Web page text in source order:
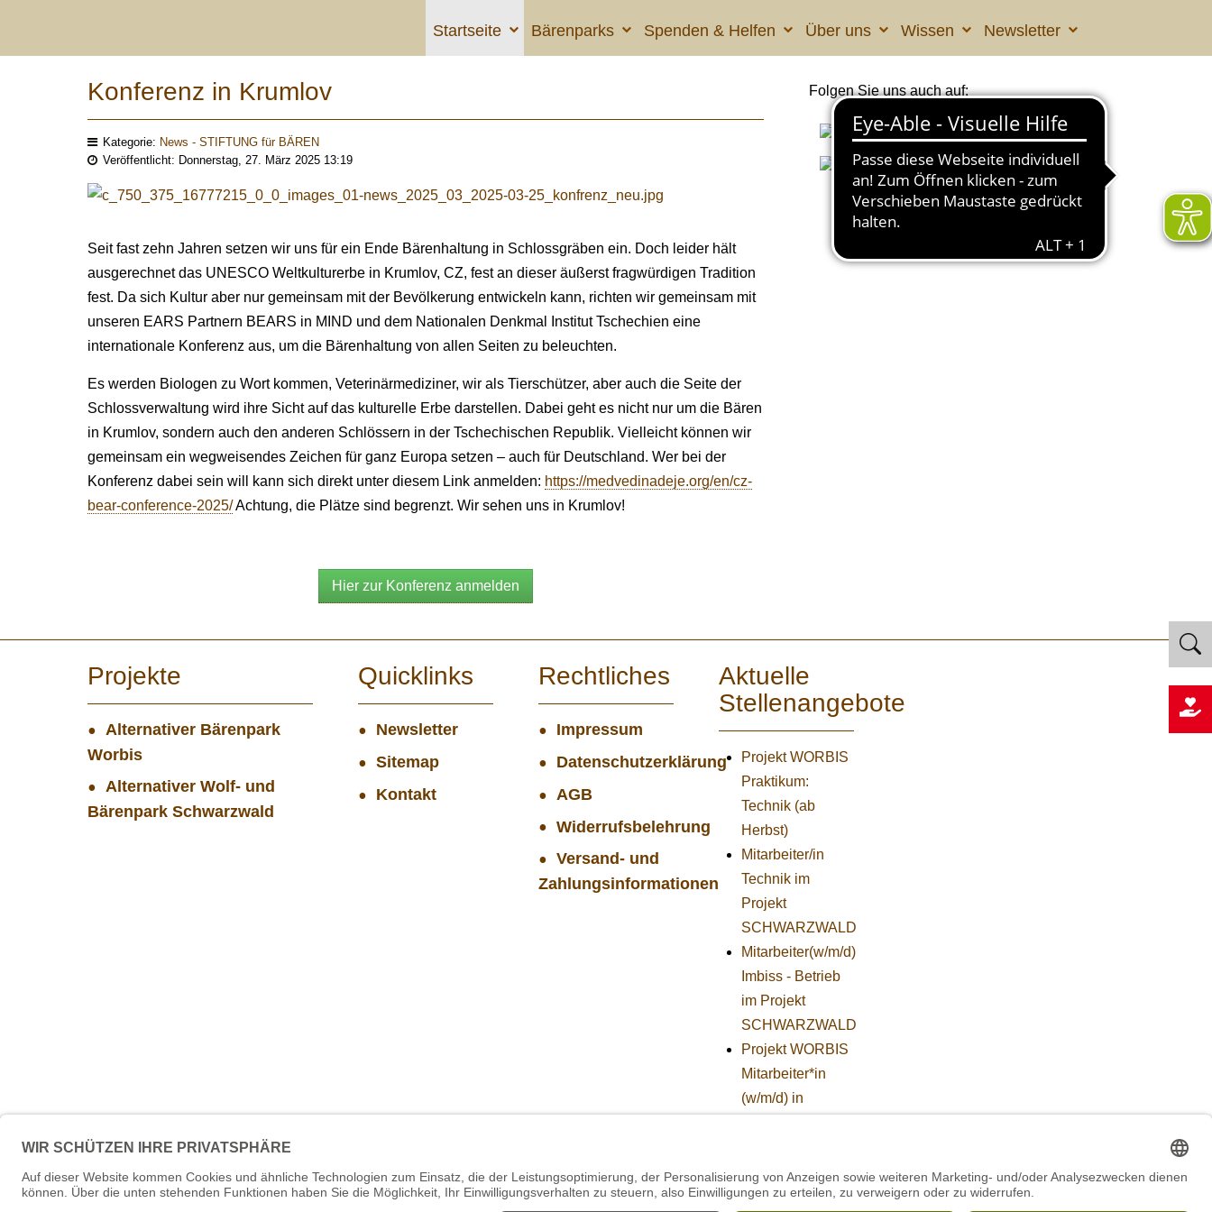
Startseite Bärenparks Spenden & Helfen Über uns Wissen Newsletter
Konferenz in Krumlov
Kategorie: News - STIFTUNG für BÄREN
Veröffentlicht: Donnerstag, 27. März 2025 13:19
Seit fast zehn Jahren setzen wir uns für ein Ende Bärenhaltung in Schlossgräben ein. Doch leider hält
ausgerechnet das UNESCO Weltkulturerbe in Krumlov, CZ, fest an dieser äußerst fragwürdigen Tradition
fest. Da sich Kultur aber nur gemeinsam mit der Bevölkerung entwickeln kann, richten wir gemeinsam mit
unseren EARS Partnern BEARS in MIND und dem Nationalen Denkmal Institut Tschechien eine
internationale Konferenz aus, um die Bärenhaltung von allen Seiten zu beleuchten.
Es werden Biologen zu Wort kommen, Veterinärmediziner, wir als Tierschützer, aber auch die Seite der
Schlossverwaltung wird ihre Sicht auf das kulturelle Erbe darstellen. Dabei geht es nicht nur um die Bären
in Krumlov, sondern auch den anderen Schlössern in der Tschechischen Republik. Vielleicht können wir
gemeinsam ein wegweisendes Zeichen für ganz Europa setzen – auch für Deutschland. Wer bei der
Konferenz dabei sein will kann sich direkt unter diesem Link anmelden: https://medvedinadeje.org/en/cz-
bear-conference-2025/Achtung, die Plätze sind begrenzt. Wir sehen uns in Krumlov!
Hier zur Konferenz anmelden
Folgen Sie uns auch auf:
Projekte
Alternativer Bärenpark
Worbis
Alternativer Wolf- und
Bärenpark Schwarzwald
Quicklinks
Newsletter
Sitemap
Kontakt
Rechtliches
Impressum
Datenschutzerklärung
AGB
Widerrufsbelehrung
Versand- und
Zahlungsinformationen
Aktuelle
Stellenangebote
Projekt WORBIS
Praktikum:
Technik (ab
Herbst)
Mitarbeiter/in
Technik im
Projekt
SCHWARZWALD
Mitarbeiter(w/m/d)
Imbiss - Betrieb
im Projekt
SCHWARZWALD
Projekt WORBIS
Mitarbeiter*in
(w/m/d) in
BÄREN -
Stellvertretende